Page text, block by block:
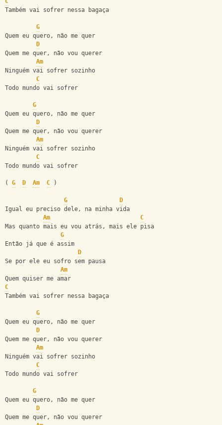
Também vai sofrer nessa bagaça
G
Quem eu quero, não me quer
D
Quem me quer, não vou querer
Am
Ninguém vai sofrer sozinho
C
Todo mundo vai sofrer
G
Quem eu quero, não me quer
D
Quem me quer, não vou querer
Am
Ninguém vai sofrer sozinho
C
Todo mundo vai sofrer
( G D Am C )
G
D
Igual eu preciso dele, na minha vida
Am
C
Mas quanto mais eu vou atrás, mais ele pisa
G
Então já que é assim
D
Se por ele eu sofro sem pausa
Am
Quem quiser me amar
C
Também vai sofrer nessa bagaça
G
Quem eu quero, não me quer
D
Quem me quer, não vou querer
Am
Ninguém vai sofrer sozinho
C
Todo mundo vai sofrer
G
Quem eu quero, não me quer
D
Quem me quer, não vou querer